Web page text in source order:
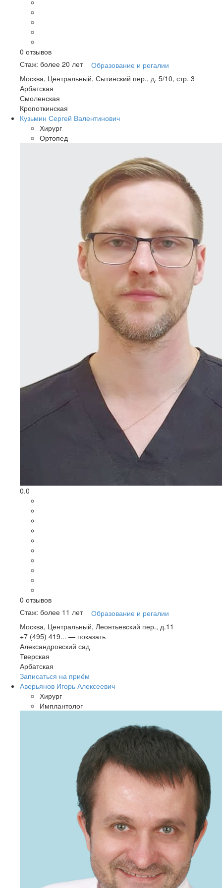
0 отзывов
Стаж: более 20 лет
Образование и регалии
Москва, Центральный, Сытинский пер., д. 5/10, стр. 3
Арбатская
Смоленская
Кропоткинская
Кузьмин Сергей Валентинович
Хирург
Ортопед
0.0
0 отзывов
Стаж: более 11 лет
Образование и регалии
Москва, Центральный, Леонтьевский пер., д.11
+7 (495) 419... — показать
Александровский сад
Тверская
Арбатская
Записаться на приём
Аверьянов Игорь Алексеевич
Хирург
Имплантолог